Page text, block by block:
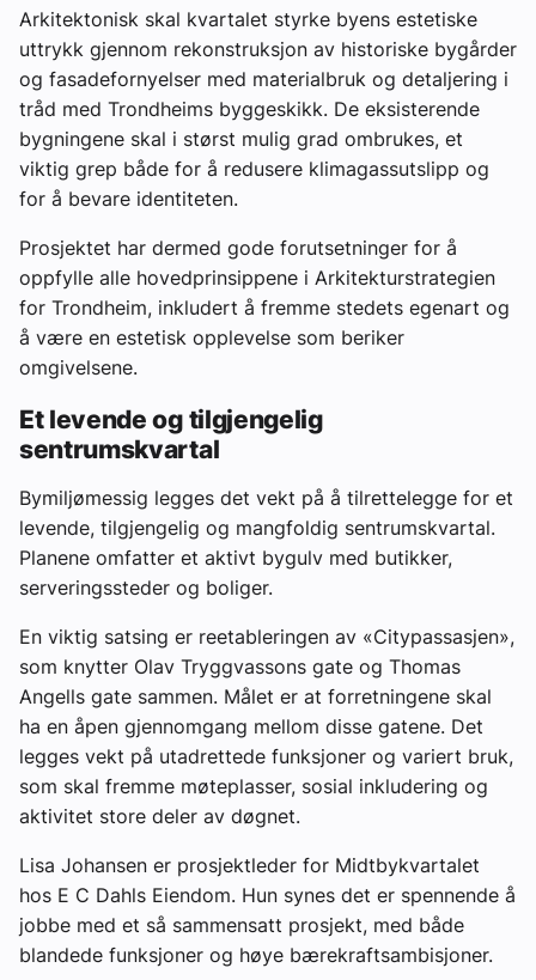
Arkitektonisk skal kvartalet styrke byens estetiske
uttrykk gjennom rekonstruksjon av historiske bygårder
og fasadefornyelser med materialbruk og detaljering i
tråd med Trondheims byggeskikk. De eksisterende
bygningene skal i størst mulig grad ombrukes, et
viktig grep både for å redusere klimagassutslipp og
for å bevare identiteten.
Prosjektet har dermed gode forutsetninger for å
oppfylle alle hovedprinsippene i Arkitekturstrategien
for Trondheim, inkludert å fremme stedets egenart og
å være en estetisk opplevelse som beriker
omgivelsene.
Et levende og tilgjengelig
sentrumskvartal
Bymiljømessig legges det vekt på å tilrettelegge for et
levende, tilgjengelig og mangfoldig sentrumskvartal.
Planene omfatter et aktivt bygulv med butikker,
serveringssteder og boliger.
En viktig satsing er reetableringen av «Citypassasjen»,
som knytter Olav Tryggvassons gate og Thomas
Angells gate sammen. Målet er at forretningene skal
ha en åpen gjennomgang mellom disse gatene. Det
legges vekt på utadrettede funksjoner og variert bruk,
som skal fremme møteplasser, sosial inkludering og
aktivitet store deler av døgnet.
Lisa Johansen er prosjektleder for Midtbykvartalet
hos E C Dahls Eiendom. Hun synes det er spennende å
jobbe med et så sammensatt prosjekt, med både
blandede funksjoner og høye bærekraftsambisjoner.